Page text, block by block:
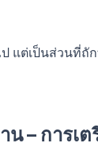
แต่เป็นส่วนที่ถั
– การเ